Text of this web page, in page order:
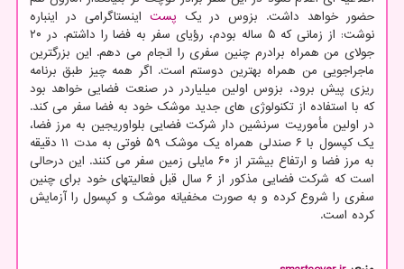
حضور خواهد داشت. بزوس در یک پست اینستاگرامی در اینباره
نوشت: از زمانی که ۵ ساله بودم، رؤیای سفر به فضا را داشتم. در ۲۰
جولای من همراه برادرم چنین سفری را انجام می دهم. این بزرگترین
ماجراجویی من همراه بهترین دوستم است. اگر همه چیز طبق برنامه
ریزی پیش برود، بزوس اولین میلیاردر در صنعت فضایی خواهد بود
که با استفاده از تکنولوژی های جدید موشک خود به فضا سفر می کند.
در اولین مأموریت سرنشین دار شرکت فضایی بلواوریجین به مرز فضا،
یک کپسول با ۶ صندلی همراه یک موشک ۵۹ فوتی به مدت ۱۱ دقیقه
به مرز فضا و ارتفاع بیشتر از ۶۰ مایلی زمین سفر می کنند. این درحالی
است که شرکت فضایی مذکور از ۶ سال قبل فعالیتهای خود برای چنین
سفری را شروع کرده و به صورت مخفیانه موشک و کپسول را آزمایش
کرده است.